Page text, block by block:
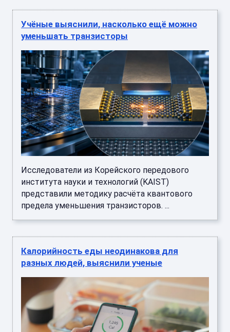
Учёные выяснили, насколько ещё можно
уменьшать транзисторы
Исследователи из Корейского передового
института науки и технологий (KAIST)
представили методику расчёта квантового
предела уменьшения транзисторов. ...
Калорийность еды неодинакова для
разных людей, выяснили ученые